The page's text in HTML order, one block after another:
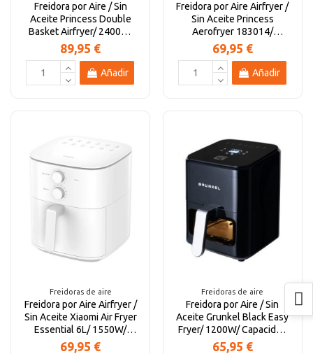
Freidora por Aire / Sin
Aceite Princess Double
Basket Airfryer/ 2400W/
Capacidad 8L
89,95 €
Añadir
Freidora por Aire Airfryer /
Sin Aceite Princess
Aerofryer 183014/
1700W/ Capacidad 5.2L
69,95 €
Añadir
Freidoras de aire
Freidora por Aire Airfryer /
Sin Aceite Xiaomi Air Fryer
Essential 6L/ 1550W/
Capacidad 6L
69,95 €
Freidoras de aire
Freidora por Aire / Sin
Aceite Grunkel Black Easy
Fryer/ 1200W/ Capacidad
4L
65,95 €